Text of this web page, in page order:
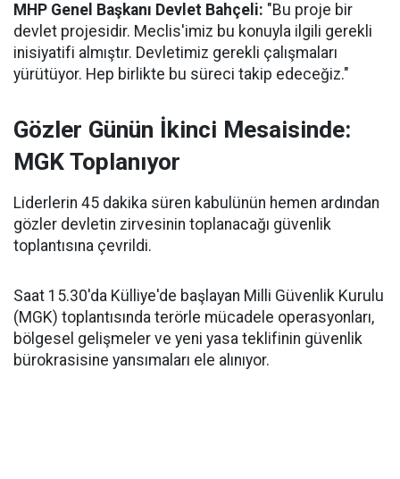
MHP Genel Başkanı Devlet Bahçeli: "Bu proje bir
devlet projesidir. Meclis'imiz bu konuyla ilgili gerekli
inisiyatifi almıştır. Devletimiz gerekli çalışmaları
yürütüyor. Hep birlikte bu süreci takip edeceğiz."
Gözler Günün İkinci Mesaisinde:
MGK Toplanıyor
Liderlerin 45 dakika süren kabulünün hemen ardından
gözler devletin zirvesinin toplanacağı güvenlik
toplantısına çevrildi.
Saat 15.30'da Külliye'de başlayan Milli Güvenlik Kurulu
(MGK) toplantısında terörle mücadele operasyonları,
bölgesel gelişmeler ve yeni yasa teklifinin güvenlik
bürokrasisine yansımaları ele alınıyor.